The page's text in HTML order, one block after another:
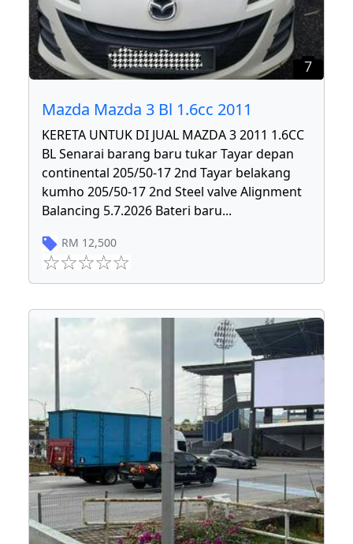
7
Mazda Mazda 3 Bl 1.6cc 2011
KERETA UNTUK DI JUAL MAZDA 3 2011 1.6CC
BL Senarai barang baru tukar Tayar depan
continental 205/50-17 2nd Tayar belakang
kumho 205/50-17 2nd Steel valve Alignment
Balancing 5.7.2026 Bateri baru...
RM 12,500